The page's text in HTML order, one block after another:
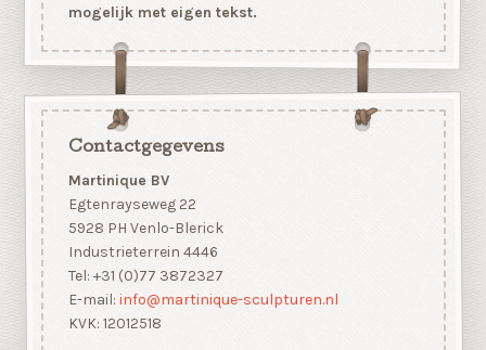
mogelijk met eigen tekst.
Contactgegevens
Martinique BV
Egtenrayseweg 22
5928 PH Venlo-Blerick
Industrieterrein 4446
Tel: +31 (0)77 3872327
E-mail: info@martinique-sculpturen.nl
KVK: 12012518